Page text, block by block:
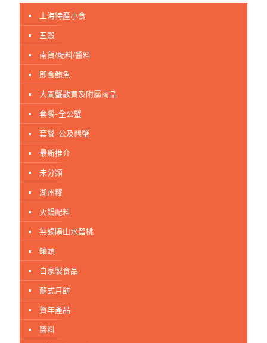
上海特產小食
五穀
南貨/配料/醬料
即食鮑魚
大閘蟹散買及附屬商品
套餐-全公蟹
套餐-公及乸蟹
最新推介
未分顃
湖州糭
火鍋配料
無錫陽山水蜜桃
罐頭
自家製食品
蘇式月餅
賀年產品
醬料